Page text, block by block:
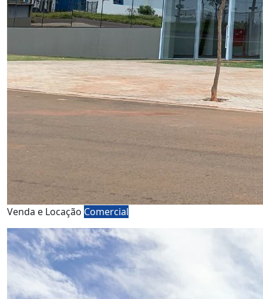
Venda e Locação Comercial